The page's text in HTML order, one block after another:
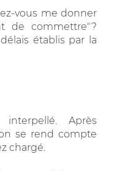
vous me donner
de commettre"?
établis par la
Après
se rend compte
chargé.